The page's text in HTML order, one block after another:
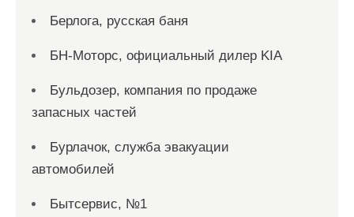
Берлога, русская баня
БН-Моторс, официальный дилер KIA
Бульдозер, компания по продаже
запасных частей
Бурлачок, служба эвакуации
автомобилей
Бытсервис, №1